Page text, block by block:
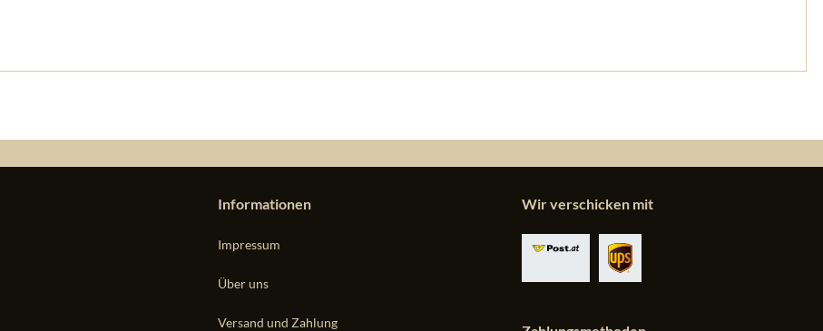
Informationen
Impressum
Über uns
Versand und Zahlung
Wir verschicken mit